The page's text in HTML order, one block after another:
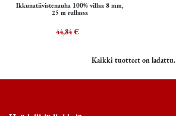
Ikkunatiivistenauha 100% villaa 8 mm,
25 m rullassa
44,84€
Kaikki tuotteet on ladattu.